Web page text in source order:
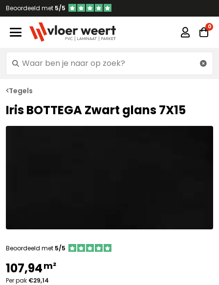
Beoordeeld met 5/5
Tegels
Iris BOTTEGA Zwart glans 7X15
Beoordeeld met 5/5
107,94m²
Per pak €29,14